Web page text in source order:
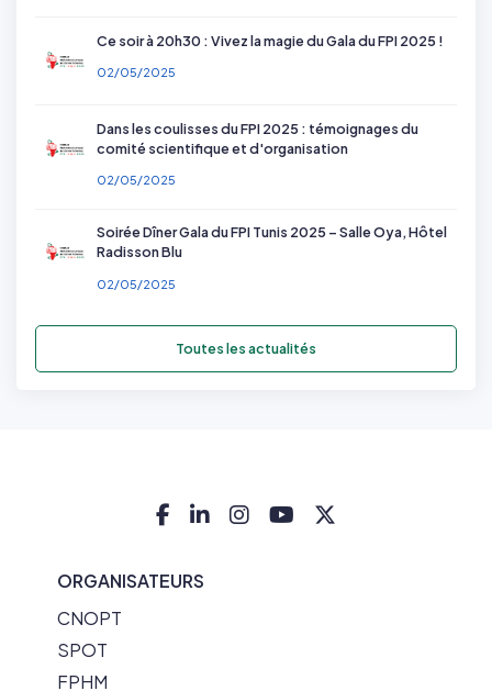
Ce soir à 20h30 : Vivez la magie du Gala du FPI 2025 !
02/05/2025
Dans les coulisses du FPI 2025 : témoignages du
comité scientifique et d'organisation
02/05/2025
Soirée Dîner Gala du FPI Tunis 2025 – Salle Oya, Hôtel
Radisson Blu
02/05/2025
Toutes les actualités
ORGANISATEURS
CNOPT
SPOT
FPHM